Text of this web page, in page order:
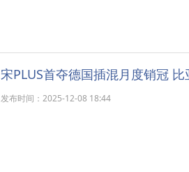
宋PLUS首夺德国插混月度销冠 比
发布时间：2025-12-08 18:44